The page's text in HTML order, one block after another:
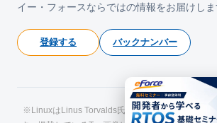
イー・フォースならではの情報をお届けしま
登録する バックナンバー
※LinuxはLinus Torvalds氏の日本およびその他の